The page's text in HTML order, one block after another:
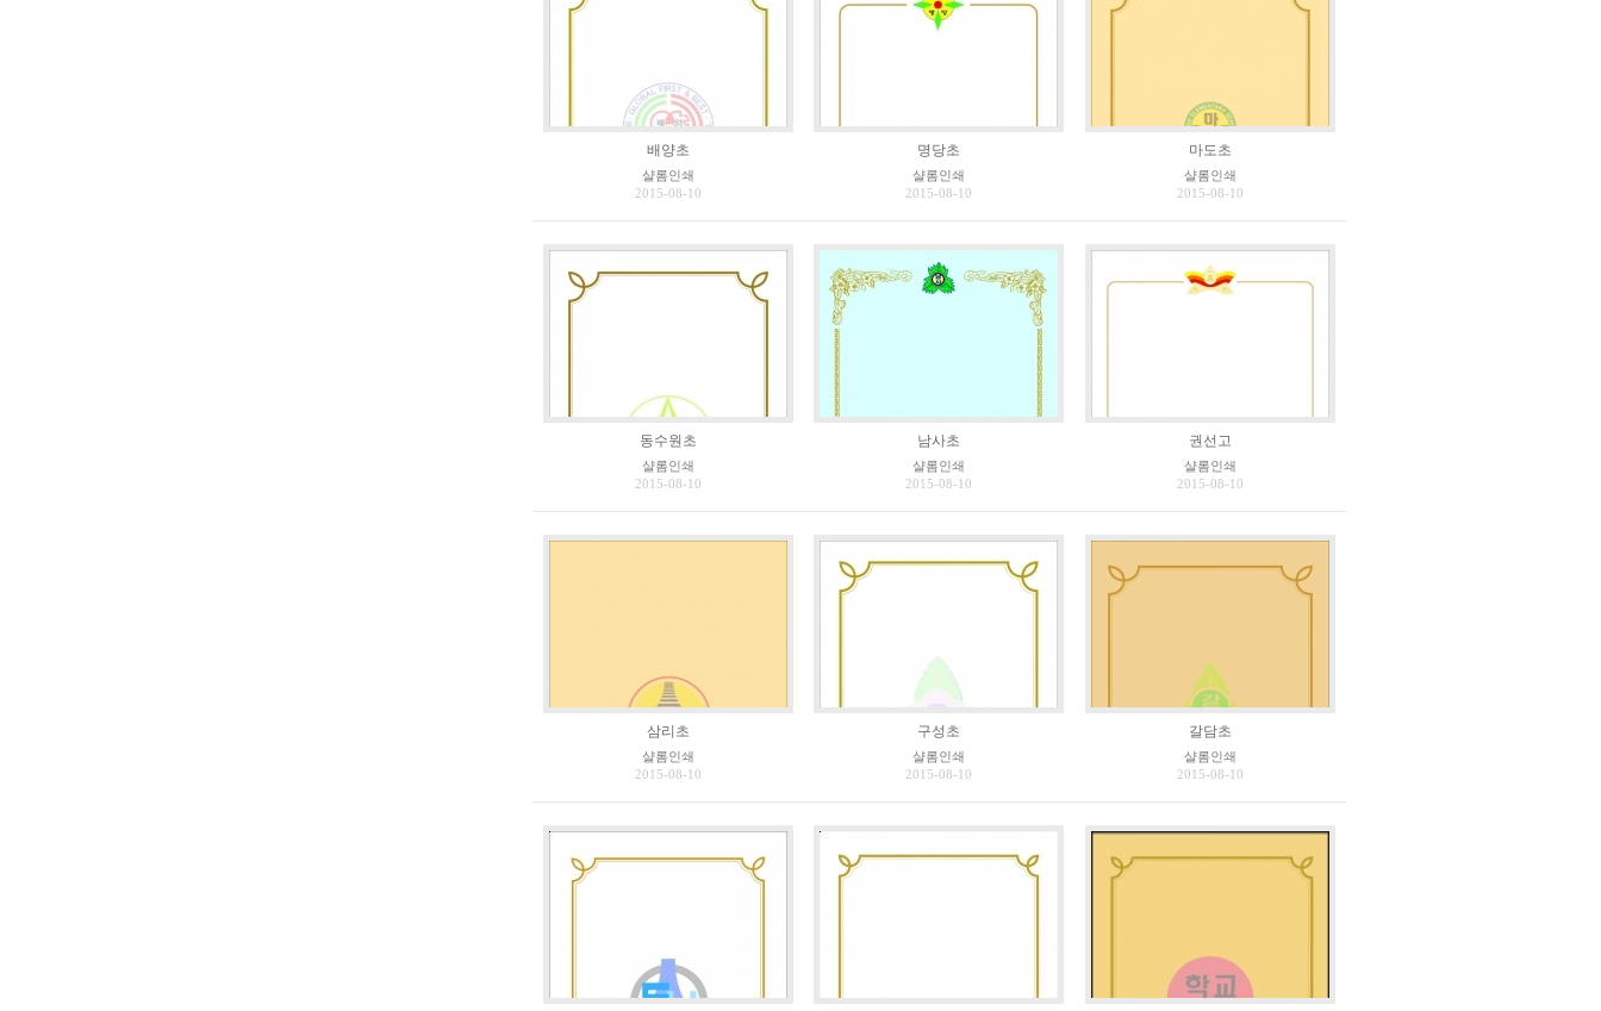
배양초
샬롬인쇄
2015-08-10
명당초
샬롬인쇄
2015-08-10
마도초
샬롬인쇄
2015-08-10
동수원초
샬롬인쇄
2015-08-10
남사초
샬롬인쇄
2015-08-10
권선고
샬롬인쇄
2015-08-10
삼리초
샬롬인쇄
2015-08-10
구성초
샬롬인쇄
2015-08-10
갈담초
샬롬인쇄
2015-08-10